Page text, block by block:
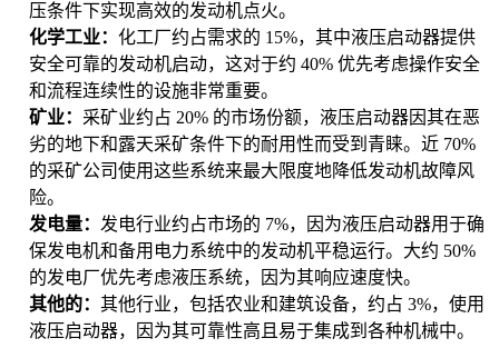
压条件下实现高效的发动机点火。
化学工业： 化工厂约占需求的 15%，其中液压启动器提供
安全可靠的发动机启动，这对于约 40% 优先考虑操作安全
和流程连续性的设施非常重要。
矿业： 采矿业约占 20% 的市场份额，液压启动器因其在恶
劣的地下和露天采矿条件下的耐用性而受到青睐。近 70%
的采矿公司使用这些系统来最大限度地降低发动机故障风
险。
发电量： 发电行业约占市场的 7%，因为液压启动器用于确
保发电机和备用电力系统中的发动机平稳运行。大约 50%
的发电厂优先考虑液压系统，因为其响应速度快。
其他的： 其他行业，包括农业和建筑设备，约占 3%，使用
液压启动器，因为其可靠性高且易于集成到各种机械中。